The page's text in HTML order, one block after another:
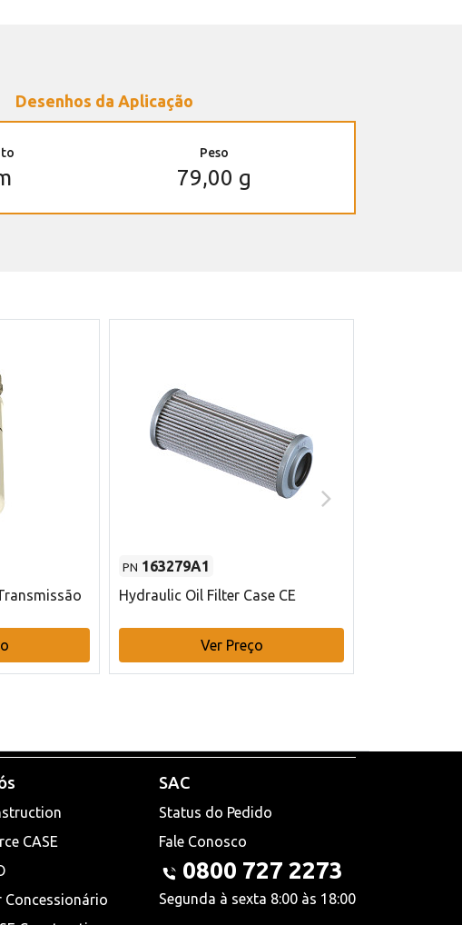
Desenhos da Aplicação
Peso
79,00 g
PN 163279A1
Hydraulic Oil Filter Case CE
Ver Preço
CASE
Concessionário
SAC
Status do Pedido
Fale Conosco
0800 727 2273
Segunda à sexta 8:00 às 18:00